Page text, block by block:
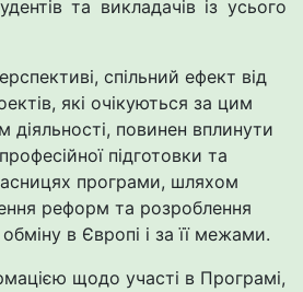
та викладачів із усього
спільний ефект від
які очікуються за цим
повинен вплинути
підготовки та
програми, шляхом
реформ та розроблення
в Європі і за її межами.
щодо участі в Програмі,